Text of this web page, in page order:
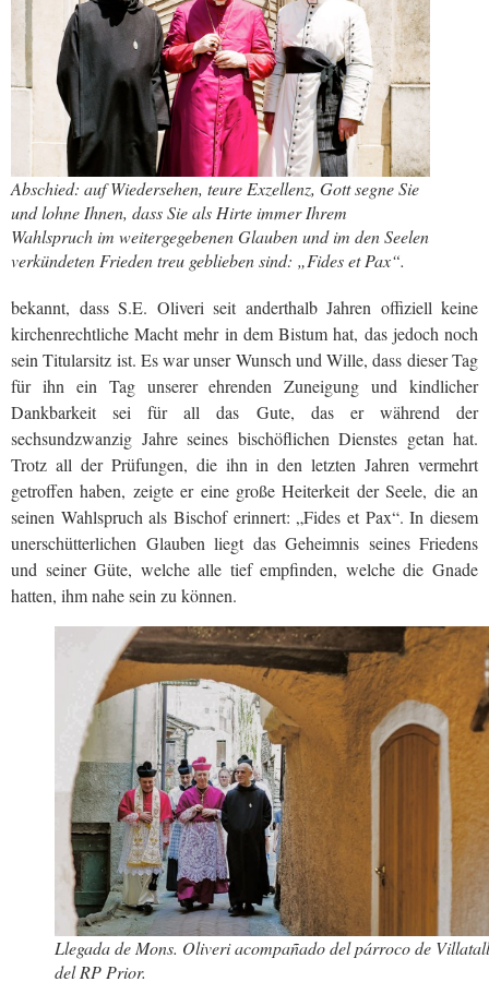
Abschied: auf Wiedersehen, teure Exzellenz, Gott segne Sie
und lohne Ihnen, dass Sie als Hirte immer Ihrem
Wahlspruch im weitergegebenen Glauben und im den Seelen
verkündeten Frieden treu geblieben sind: „Fides et Pax“.
bekannt, dass S.E. Oliveri seit anderthalb Jahren offiziell keine
kirchenrechtliche Macht mehr in dem Bistum hat, das jedoch noch
sein Titularsitz ist. Es war unser Wunsch und Wille, dass dieser Tag
für ihn ein Tag unserer ehrenden Zuneigung und kindlicher
Dankbarkeit sei für all das Gute, das er während der
sechsundzwanzig Jahre seines bischöflichen Dienstes getan hat.
Trotz all der Prüfungen, die ihn in den letzten Jahren vermehrt
getroffen haben, zeigte er eine große Heiterkeit der Seele, die an
seinen Wahlspruch als Bischof erinnert: „Fides et Pax“. In diesem
unerschütterlichen Glauben liegt das Geheimnis seines Friedens
und seiner Güte, welche alle tief empfinden, welche die Gnade
hatten, ihm nahe sein zu können.
Llegada de Mons. Oliveri acompañado del párroco de
del RP Prior.